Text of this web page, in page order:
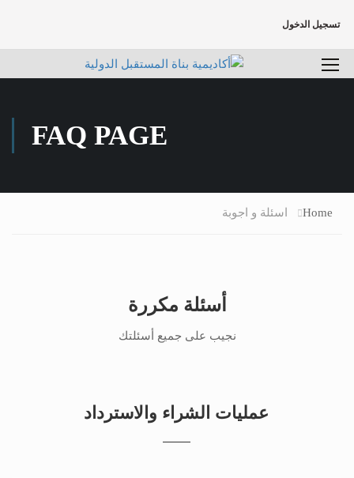
تسجيل الدخول
FAQ PAGE
Home اسئلة و اجوبة
أسئلة مكررة
نجيب على جميع أسئلتك
عمليات الشراء والاسترداد